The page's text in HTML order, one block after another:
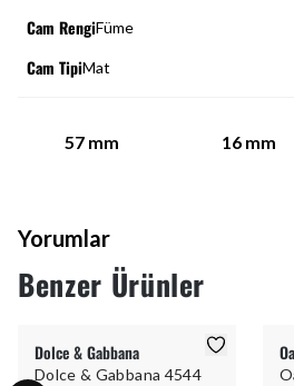
Cam RengiFüme
Cam TipiMat
57 mm 16 mm
Yorumlar
Benzer Ürünler
Dolce & Gabbana
Dolce & Gabbana 4544